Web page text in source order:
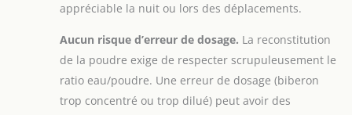
appréciable la nuit ou lors des déplacements.
Aucun risque d’erreur de dosage. La reconstitution
de la poudre exige de respecter scrupuleusement le
ratio eau/poudre. Une erreur de dosage (biberon
trop concentré ou trop dilué) peut avoir des